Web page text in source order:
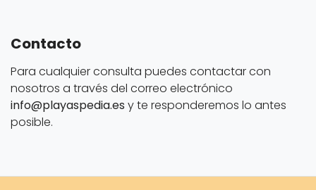
Contacto
Para cualquier consulta puedes contactar con
nosotros a través del correo electrónico
info@playaspedia.es y te responderemos lo antes
posible.